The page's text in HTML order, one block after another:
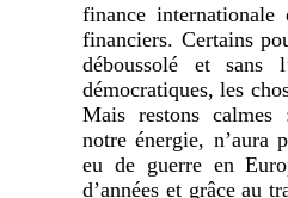
finance
financiers. Certains
déboussolé et sans
démocratiques, les
Mais restons
notre énergie, n’aura
eu de guerre en
d’années et grâce au